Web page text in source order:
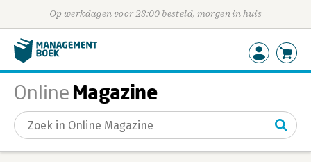
Op werkdagen voor 23:00 besteld, morgen in huis
Online Magazine